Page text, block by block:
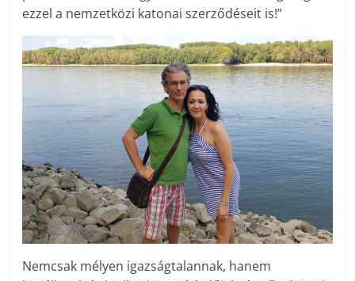
ezzel a nemzetközi katonai szerződéseit is!”
Nemcsak mélyen igazságtalannak, hanem